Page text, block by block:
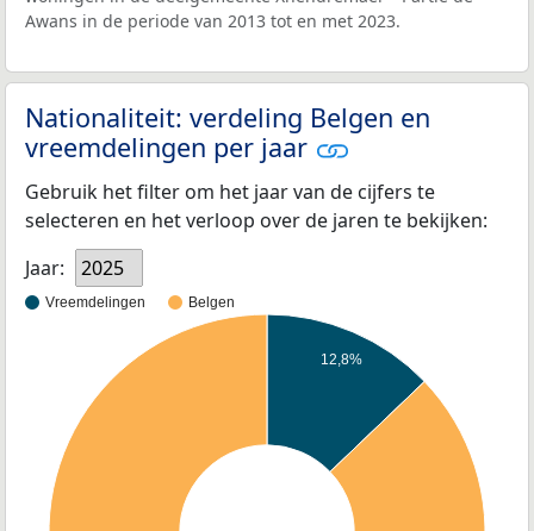
Awans in de periode van 2013 tot en met 2023.
Nationaliteit: verdeling Belgen en
vreemdelingen per jaar
Gebruik het filter om het jaar van de cijfers te
selecteren en het verloop over de jaren te bekijken:
Jaar:
2025
Vreemdelingen Belgen
12,8%